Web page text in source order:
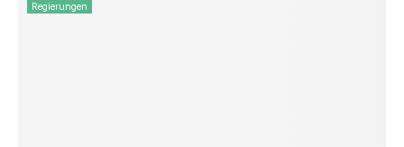
Regierungen